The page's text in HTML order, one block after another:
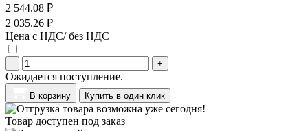
2 544.08 ₽
2 035.26 ₽
Цена с НДС/ без НДС
- +
Ожидается поступление.
В корзину Купить в один клик
Товар доступен под заказ